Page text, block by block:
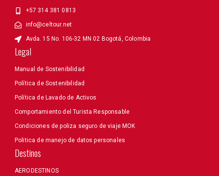
+57 314 381 0813
info@celtour.net
Avda. 15 No. 106-32 MN 02 Bogotá, Colombia
Legal
Manual de Sostenibilidad
Política de Sostenibilidad
Política de Lavado de Activos
Comportamiento del Turista Responsable
Condiciones de poliza seguro de viaje MOK
Politica de manejo de datos personales
Destinos
AERODESTINOS